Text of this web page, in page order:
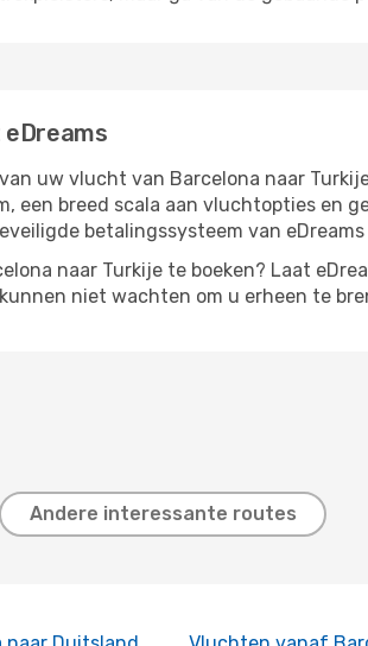
uw vlucht van Barcelona naar
een breed scala aan vluchtopties en
betalingssysteem van
naar Turkije te boeken? Laat
niet wachten om u erheen te
Andere interessante routes